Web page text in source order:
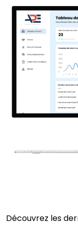
Découvrez les